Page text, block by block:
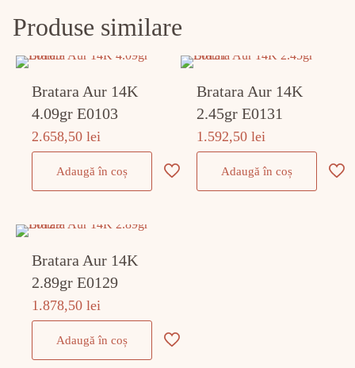
Produse similare
Bratara Aur 14K
4.09gr E0103
2.658,50lei
Adaugă în coș
Bratara Aur 14K
2.45gr E0131
1.592,50lei
Adaugă în coș
Bratara Aur 14K
2.89gr E0129
1.878,50lei
Adaugă în coș